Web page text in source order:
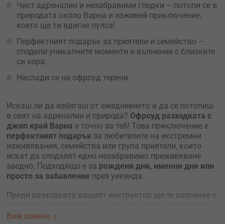
Чист адреналин и незабравими гледки – потопи се в
природата около Варна и изживей приключение,
което ще ти вдигне пулса!
Перфектният подарък за приятели и семейство –
сподели уникалните моменти и вълнения с близките
си хора.
Наслади се на офроуд терени
Искаш ли да избягаш от ежедневието и да се потопиш
в свят на адреналин и природа? Офроуд разходката с
джип край Варна е точно за теб! Това приключение е
перфектният подарък за любителите на екстремни
изживявания, семейства или група приятели, които
искат да споделят едно незабравимо преживяване
заедно. Подходящо е за рождени дни, именни дни или
просто за забавление през уикенда.
Преди разходката вашият инструктор ще те запознае с
джип и ще се отправите към вълнуващо пътешествие
Виж повече